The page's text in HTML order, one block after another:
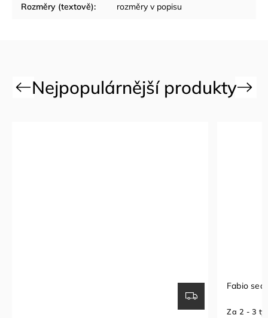
Rozměry (textově): rozměry v popisu
Previous
Fabio sedací souprava
Za 2 - 3 týdny
Next